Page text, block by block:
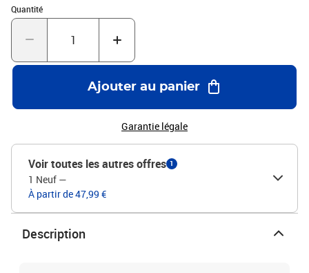
cercleProduit convient à l'usage intérieur et extérieurL'assemblage
est requisLa livraison contient :1 x sapin de Noël1 x support
Quantité
Quantité : 1
Ajouter au panier
Garantie légale
Voir toutes les autres offres 1
1 Neuf —
À partir de 47,99 €
Description